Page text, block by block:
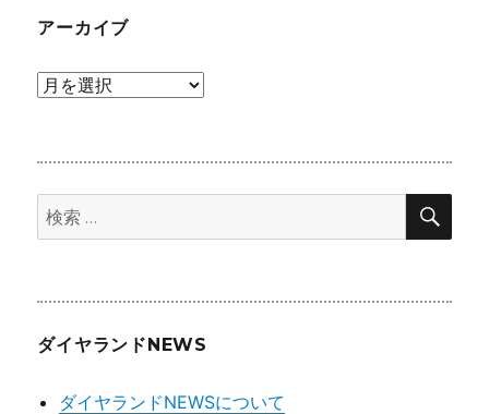
アーカイブ
ア
ブ検
索:
検
ダイヤランドNEWS
ダイヤランドNEWSについて